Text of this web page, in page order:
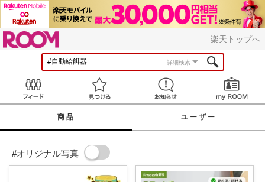
楽天トップへ
詳細検索
見つける お知らせ
商品 ユーザー
#オリジナル写真